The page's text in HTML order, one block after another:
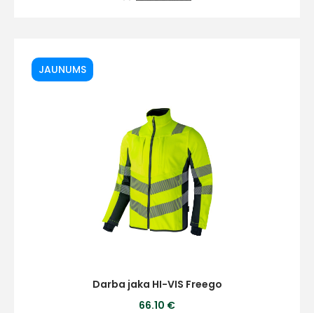
JAUNUMS
Darba jaka HI-VIS Freego
66.10 €